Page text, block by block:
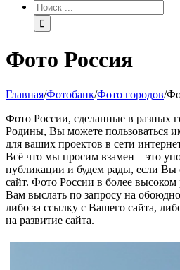
Фото Россия
Главная/Фотобанк/Фото городов/
Фото России, сделанные в разных
Родины, Вы можете пользоваться
для ваших проектов в сети
Всё что мы просим взамен – это
публикации и будем рады, если Вы
сайт. Фото России в более
Вам выслать по запросу на
либо за ссылку с Вашего сайта,
на развитие сайта.